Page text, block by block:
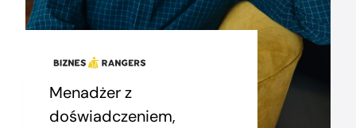
Kontakt
YouTube
Menadżer z
doświadczeniem,